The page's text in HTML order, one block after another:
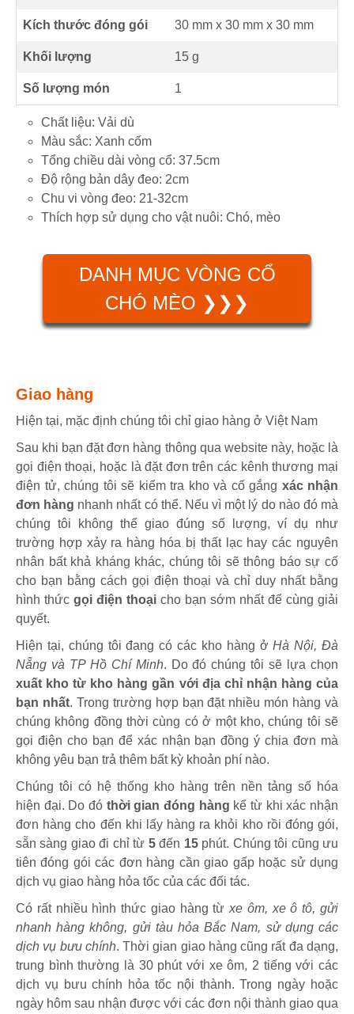
Kích thước đóng gói 30 mm x 30 mm x 30 mm
Khối lượng 15 g
Số lượng món 1
Chất liệu: Vải dù
Màu sắc: Xanh cốm
Tổng chiều dài vòng cổ: 37.5cm
Độ rộng bản dây đeo: 2cm
Chu vi vòng đeo: 21-32cm
Thích hợp sử dụng cho vật nuôi: Chó, mèo
DANH MỤC VÒNG CỔ
CHÓ MÈO ❯❯❯
Giao hàng
Hiện tại, mặc định chúng tôi chỉ giao hàng ở Việt Nam
Sau khi bạn đặt đơn hàng thông qua website này, hoặc là
gọi điện thoại, hoặc là đặt đơn trên các kênh thương mại
điện tử, chúng tôi sẽ kiểm tra kho và cố gắng xác nhận
đơn hàng nhanh nhất có thể. Nếu vì một lý do nào đó mà
chúng tôi không thể giao đúng số lượng, ví dụ như
trường hợp xảy ra hàng hóa bị thất lạc hay các nguyên
nhân bất khả kháng khác, chúng tôi sẽ thông báo sự cố
cho bạn bằng cách gọi điện thoại và chỉ duy nhất bằng
hình thức gọi điện thoại cho bạn sớm nhất để cùng giải
quyết.
Hiện tại, chúng tôi đang có các kho hàng ởHà Nội, Đà
Nẵng và TP Hồ Chí Minh. Do đó chúng tôi sẽ lựa chọn
xuất kho từ kho hàng gần với địa chỉ nhận hàng của
bạn nhất. Trong trường hợp bạn đặt nhiều món hàng và
chúng không đồng thời cùng có ở một kho, chúng tôi sẽ
gọi điện cho bạn để xác nhận bạn đồng ý chia đơn mà
không yêu bạn trả thêm bất kỳ khoản phí nào.
Chúng tôi có hệ thống kho hàng trên nền tảng số hóa
hiện đại. Do đó thời gian đóng hàng kể từ khi xác nhận
đơn hàng cho đến khi lấy hàng ra khỏi kho rồi đóng gói,
sẵn sàng giao đi chỉ từ 5đến 15 phút. Chúng tôi cũng ưu
tiên đóng gói các đơn hàng cần giao gấp hoặc sử dụng
dịch vụ giao hàng hỏa tốc của các đối tác.
Có rất nhiều hình thức giao hàng từxe ôm, xe ô tô, gửi
nhanh hàng không, gửi tàu hỏa Bắc Nam, sử dụng các
dịch vụ bưu chính. Thời gian giao hàng cũng rất đa dạng,
trung bình thường là 30 phút với xe ôm, 2 tiếng với các
dịch vụ bưu chính hỏa tốc nội thành. Trong ngày hoặc
ngày hôm sau nhận được với các đơn nội thành giao qua